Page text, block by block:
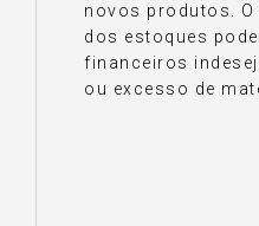
novos produtos. O
dos estoques
financeiros
ou excesso de